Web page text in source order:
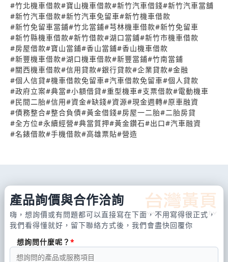
#竹北機車借款#寶山機車借款#新竹汽車借錢#新竹汽車當舖
#新竹汽車借款#新竹汽車免留車#新竹機車借款
#新竹免留車當鋪#竹北當鋪#芎林機車借款#新竹免留車
#新竹縣機車借款#新竹借款#湖口當鋪#新竹市機車借款
#房屋借款#寶山當鋪#香山當鋪#香山機車借款
#新豐機車借款#湖口機車借款#新豐當鋪#竹南當鋪
#關西機車借款#信用貸款#銀行貸款#企業貸款#金融
#個人信貸#機車借款免留車#汽車借款免留車#個人貸款
#政府立案#典當#小額借貸#重型機車#支票借款#電動機車
#民間二胎#信用#資金#缺錢#資源#現金週轉#原車融資
#債務整合#整合負債#黃金借錢#房屋一二胎#二胎房貸
#全方位#永續經營#典當質押#黃金鑽石#出口#汽車融資
#名錶借款#手機借款#高雄票貼#營造
產品詢價與合作洽詢
嗨，想詢價或有問題都可以直接寫在下面，不用寫得很正式，
我們看得懂就好，留下聯絡方式後，我們會盡快回覆你
想詢問什麼呢？